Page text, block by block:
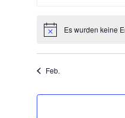
HinweisEs wurden keine
Feb.